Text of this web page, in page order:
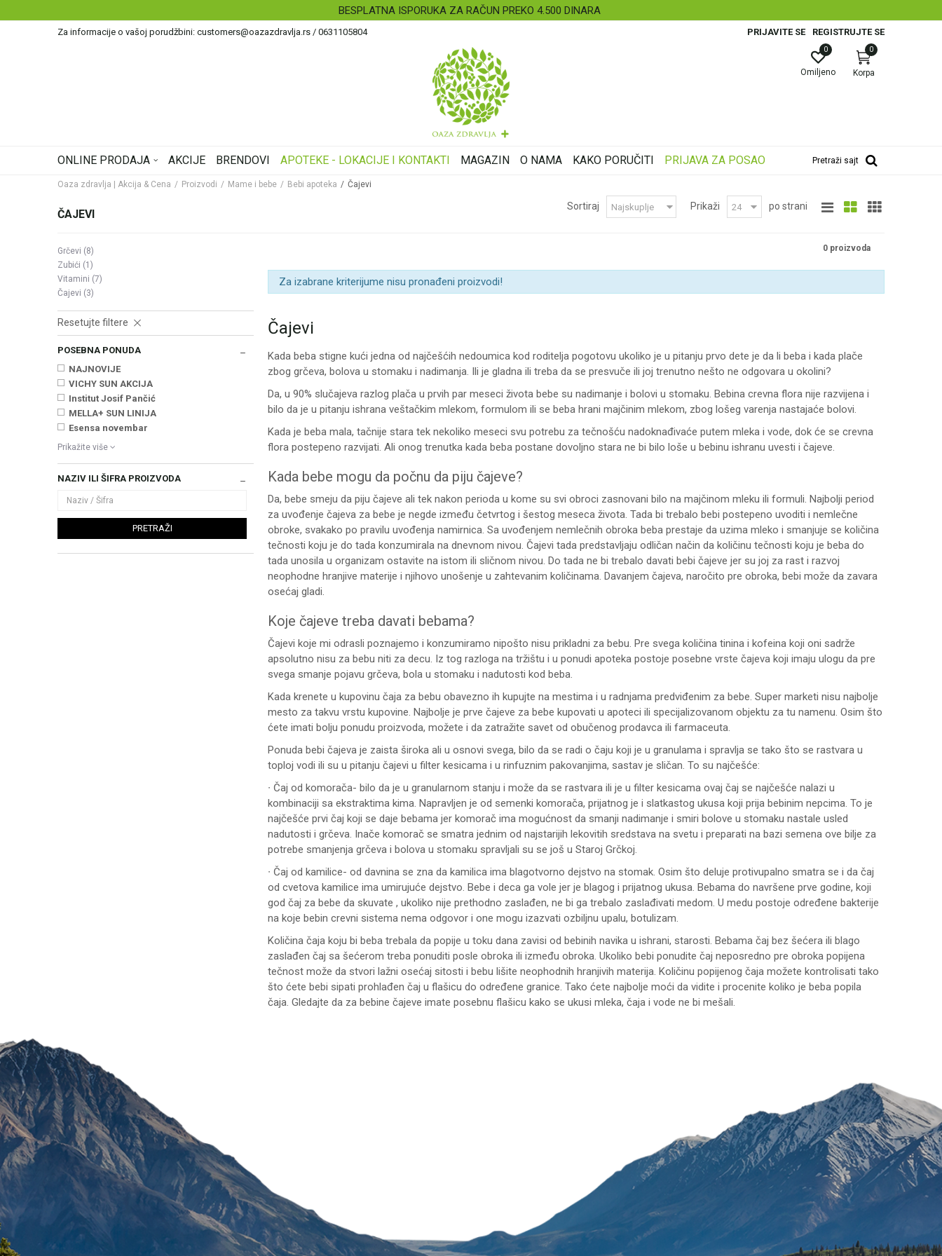
BESPLATNA ISPORUKA ZA RAČUN PREKO 4.500 DINARA
Za informacije o vašoj porudžbini: customers@oazazdravlja.rs / 0631105804 PRIJAVITE SE REGISTRUJTE SE
Korpa
0
Omiljeno
0
ONLINE PRODAJA AKCIJE BRENDOVI APOTEKE - LOKACIJE I KONTAKTI MAGAZIN O NAMA KAKO PORUČITI PRIJAVA ZA POSAO Pretraži sajt
Oaza zdravlja | Akcija & Cena Proizvodi Mame i bebe Bebi apoteka Čajevi
ČAJEVI
Sortiraj Prikaži po strani
Grčevi (8)
Zubići (1)
Vitamini (7)
Čajevi (3)
Resetujte filtere
POSEBNA PONUDA
NAJNOVIJE
VICHY SUN AKCIJA
Institut Josif Pančić
MELLA+ SUN LINIJA
Esensa novembar
Prikažite više
NAZIV ILI ŠIFRA PROIZVODA
PRETRAŽI
0 proizvoda
Za izabrane kriterijume nisu pronađeni proizvodi!
Čajevi
Kada beba stigne kući jedna od najčešćih nedoumica kod roditelja pogotovu ukoliko je u pitanju prvo dete je da li beba i kada plače
zbog grčeva, bolova u stomaku i nadimanja. Ili je gladna ili treba da se presvuče ili joj trenutno nešto ne odgovara u okolini?
Da, u 90% slučajeva razlog plača u prvih par meseci života bebe su nadimanje i bolovi u stomaku. Bebina crevna flora nije razvijena i
bilo da je u pitanju ishrana veštačkim mlekom, formulom ili se beba hrani majčinim mlekom, zbog lošeg varenja nastajaće bolovi.
Kada je beba mala, tačnije stara tek nekoliko meseci svu potrebu za tečnošću nadoknađivaće putem mleka i vode, dok će se crevna
flora postepeno razvijati. Ali onog trenutka kada beba postane dovoljno stara ne bi bilo loše u bebinu ishranu uvesti i čajeve.
Kada bebe mogu da počnu da piju čajeve?
Da, bebe smeju da piju čajeve ali tek nakon perioda u kome su svi obroci zasnovani bilo na majčinom mleku ili formuli. Najbolji period
za uvođenje čajeva za bebe je negde između četvrtog i šestog meseca života. Tada bi trebalo bebi postepeno uvoditi i nemlečne
obroke, svakako po pravilu uvođenja namirnica. Sa uvođenjem nemlečnih obroka beba prestaje da uzima mleko i smanjuje se količina
tečnosti koju je do tada konzumirala na dnevnom nivou. Čajevi tada predstavljaju odličan način da količinu tečnosti koju je beba do
tada unosila u organizam ostavite na istom ili sličnom nivou. Do tada ne bi trebalo davati bebi čajeve jer su joj za rast i razvoj
neophodne hranjive materije i njihovo unošenje u zahtevanim količinama. Davanjem čajeva, naročito pre obroka, bebi može da zavara
osećaj gladi.
Koje čajeve treba davati bebama?
Čajevi koje mi odrasli poznajemo i konzumiramo nipošto nisu prikladni za bebu. Pre svega količina tinina i kofeina koji oni sadrže
apsolutno nisu za bebu niti za decu. Iz tog razloga na tržištu i u ponudi apoteka postoje posebne vrste čajeva koji imaju ulogu da pre
svega smanje pojavu grčeva, bola u stomaku i nadutosti kod beba.
Kada krenete u kupovinu čaja za bebu obavezno ih kupujte na mestima i u radnjama predviđenim za bebe. Super marketi nisu najbolje
mesto za takvu vrstu kupovine. Najbolje je prve čajeve za bebe kupovati u apoteci ili specijalizovanom objektu za tu namenu. Osim što
ćete imati bolju ponudu proizvoda, možete i da zatražite savet od obučenog prodavca ili farmaceuta.
Ponuda bebi čajeva je zaista široka ali u osnovi svega, bilo da se radi o čaju koji je u granulama i spravlja se tako što se rastvara u
toploj vodi ili su u pitanju čajevi u filter kesicama i u rinfuznim pakovanjima, sastav je sličan. To su najčešće:
∙ Čaj od komorača- bilo da je u granularnom stanju i može da se rastvara ili je u filter kesicama ovaj čaj se najčešće nalazi u
kombinaciji sa ekstraktima kima. Napravljen je od semenki komorača, prijatnog je i slatkastog ukusa koji prija bebinim nepcima. To je
najčešće prvi čaj koji se daje bebama jer komorač ima mogućnost da smanji nadimanje i smiri bolove u stomaku nastale usled
nadutosti i grčeva. Inače komorač se smatra jednim od najstarijih lekovitih sredstava na svetu i preparati na bazi semena ove bilje za
potrebe smanjenja grčeva i bolova u stomaku spravljali su se još u Staroj Grčkoj.
∙ Čaj od kamilice- od davnina se zna da kamilica ima blagotvorno dejstvo na stomak. Osim što deluje protivupalno smatra se i da čaj
od cvetova kamilice ima umirujuće dejstvo. Bebe i deca ga vole jer je blagog i prijatnog ukusa. Bebama do navršene prve godine, koji
god čaj za bebe da skuvate , ukoliko nije prethodno zaslađen, ne bi ga trebalo zaslađivati medom. U medu postoje određene bakterije
na koje bebin crevni sistema nema odgovor i one mogu izazvati ozbiljnu upalu, botulizam.
Količina čaja koju bi beba trebala da popije u toku dana zavisi od bebinih navika u ishrani, starosti. Bebama čaj bez šećera ili blago
zaslađen čaj sa šećerom treba ponuditi posle obroka ili između obroka. Ukoliko bebi ponudite čaj neposredno pre obroka popijena
tečnost može da stvori lažni osećaj sitosti i bebu lišite neophodnih hranjivih materija. Količinu popijenog čaja možete kontrolisati tako
što ćete bebi sipati prohlađen čaj u flašicu do određene granice. Tako ćete najbolje moći da vidite i procenite koliko je beba popila
čaja. Gledajte da za bebine čajeve imate posebnu flašicu kako se ukusi mleka, čaja i vode ne bi mešali.